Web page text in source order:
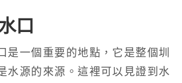
口
是一個重要的地點，它是整個圳
水源的來源。這裡可以見證到水